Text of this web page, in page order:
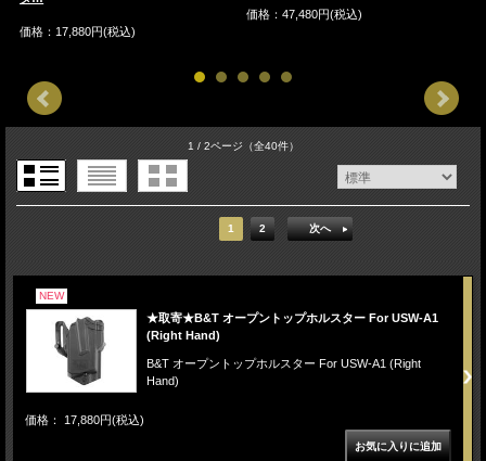
価格：17,880円(税込)
価格：47,480円(税込)
1 / 2ページ（全40件）
1 2 次へ
NEW
★取寄★B&T オープントップホルスター For USW-A1
(Right Hand)
B&T オープントップホルスター For USW-A1 (Right
Hand)
価格： 17,880円(税込)